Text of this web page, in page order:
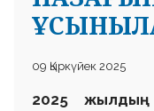
09 Қыркүйек 2025
2025 жылдың